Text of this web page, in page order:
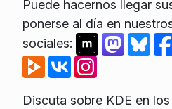
Puede hacernos llegar
ponerse al día en
sociales:
Discuta sobre KDE en los